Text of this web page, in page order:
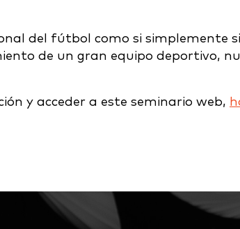
del fútbol como si simplemente
de un gran equipo deportivo,
y acceder a este seminario web,